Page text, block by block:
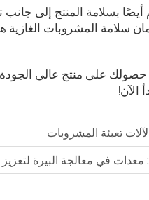
بسلامة المنتج إلى
سلامة المشروبات الغازية
حصولك على منتج عالي الجودة
الآن!
تعبئة المشروبات
معدات في معالجة البيرة لتعزيز